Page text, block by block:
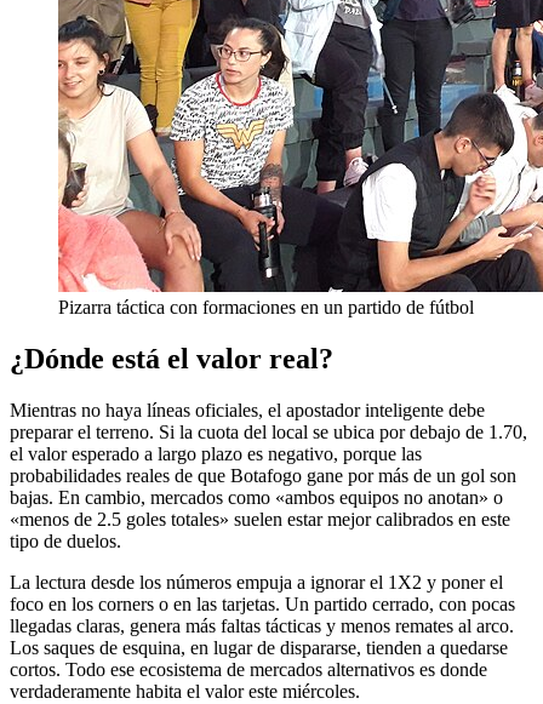
Pizarra táctica con formaciones en un partido de fútbol
¿Dónde está el valor real?
Mientras no haya líneas oficiales, el apostador inteligente debe
preparar el terreno. Si la cuota del local se ubica por debajo de 1.70,
el valor esperado a largo plazo es negativo, porque las
probabilidades reales de que Botafogo gane por más de un gol son
bajas. En cambio, mercados como «ambos equipos no anotan» o
«menos de 2.5 goles totales» suelen estar mejor calibrados en este
tipo de duelos.
La lectura desde los números empuja a ignorar el 1X2 y poner el
foco en los corners o en las tarjetas. Un partido cerrado, con pocas
llegadas claras, genera más faltas tácticas y menos remates al arco.
Los saques de esquina, en lugar de dispararse, tienden a quedarse
cortos. Todo ese ecosistema de mercados alternativos es donde
verdaderamente habita el valor este miércoles.